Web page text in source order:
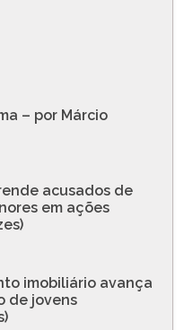
– por Márcio
acusados de
em ações
imobiliário avança
de jovens